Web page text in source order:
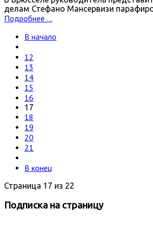
делам Стефано Мансервизи
Подробнее ...
В начало
12
13
14
15
16
17
18
19
20
21
В конец
Страница 17 из 22
Подписка на страницу